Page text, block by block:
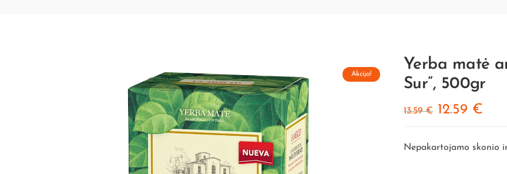
Akcija!
Yerba matė
Sur”, 500gr
13.59€ 12.59 €
Nepakartojamo skonio